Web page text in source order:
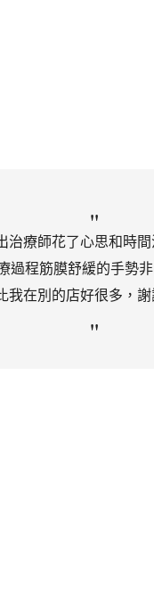
療師花了心思和時
過程筋膜舒緩的手
我在別的店好很多，